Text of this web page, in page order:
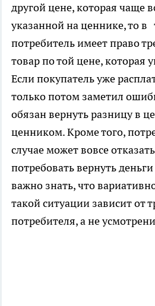
другой цене, которая чаще
указанной на ценнике, то в
потребитель имеет право
товар по той цене, которая
Если покупатель уже
только потом заметил
обязан вернуть разницу в
ценником. Кроме того,
случае может вовсе
потребовать вернуть
важно знать, что
такой ситуации зависит от
потребителя, а не